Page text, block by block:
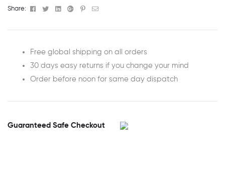
Share: Facebook
TwitterLinkedinGoogle+Pinterest
Email
Free global shipping on all orders
30 days easy returns if you change your mind
Order before noon for same day dispatch
Guaranteed Safe Checkout